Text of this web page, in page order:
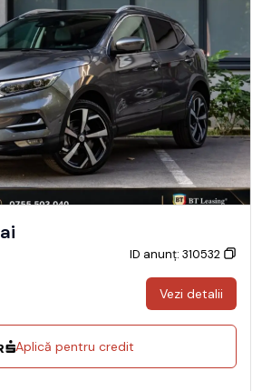
ID anunț: 310532
Vezi detalii
Aplică pentru credit